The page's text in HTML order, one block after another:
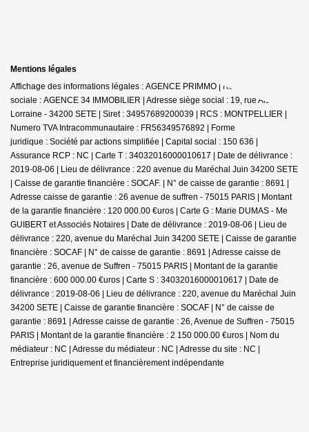
Mentions légales
Affichage des informations légales : AGENCE PRIMMO | Raison
sociale : AGENCE 34 IMMOBILIER | Adresse siège social : 19, rue Alsace
Lorraine - 34200 SETE | Siret : 34957689200039 | RCS : MONTPELLIER |
Numero TVA Intracommunautaire : FR56349576892 | Forme
juridique : Société par actions simplifiée | Capital social : 150 636 |
Assurance RCP : NC | Carte T : 34032016000010617 | Date de délivrance :
2019-08-06 | Lieu de délivrance : 220 avenue du Maréchal Juin 34200 SETE
| Caisse de garantie financière : SOCAF. | N° de caisse de garantie : 8691 |
Adresse caisse de garantie : 26 avenue de suffren - 75015 PARIS | Montant
de la garantie financière : 120 000.00 €uros | Carte G : Marie DUMAS - Me
GUIBERT et Associés Notaires | Date de délivrance : 2019-08-06 | Lieu de
délivrance : 220, avenue du Maréchal Juin 34200 SETE | Caisse de garantie
financière : SOCAF | N° de caisse de garantie : 8691 | Adresse caisse de
garantie : 26, avenue de Suffren - 75015 PARIS | Montant de la garantie
financière : 600 000.00 €uros | Carte S : 34032016000010617 | Date de
délivrance : 2019-08-06 | Lieu de délivrance : 220, avenue du Maréchal Juin
34200 SETE | Caisse de garantie financière : SOCAF | N° de caisse de
garantie : 8691 | Adresse caisse de garantie : 26, Avenue de Suffren - 75015
PARIS | Montant de la garantie financière : 2 150 000.00 €uros | Nom du
médiateur : NC | Adresse du médiateur : NC | Adresse du site : NC |
Entreprise juridiquement et financièrement indépendante